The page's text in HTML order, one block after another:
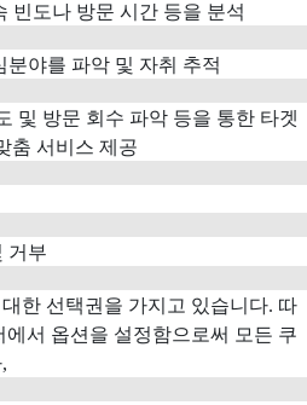
빈도나 방문 시간 등을 분석
야를 파악 및 자취 추적
및 방문 회수 파악 등을 통한 타겟
춤 서비스 제공
거부
한 선택권을 가지고 있습니다. 따
에서 옵션을 설정함으로써 모든 쿠